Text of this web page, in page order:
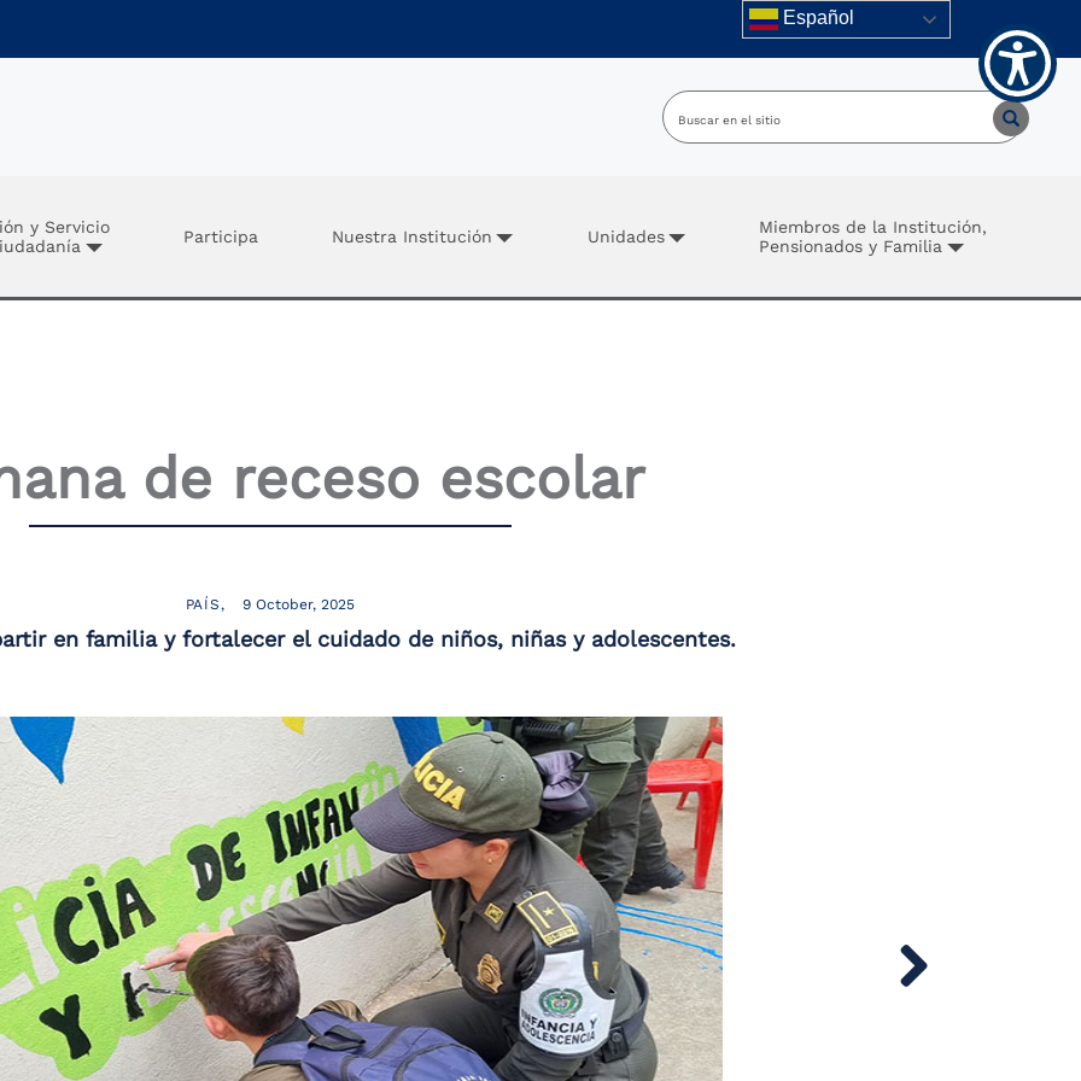
Español
y Servicio
Participa Nuestra Institución Unidades
Miembros de la Institución,
Pensionados y Familia
de receso escolar
PAÍS 9 October, 2025
en familia y fortalecer el cuidado de niños, niñas y adolescentes.